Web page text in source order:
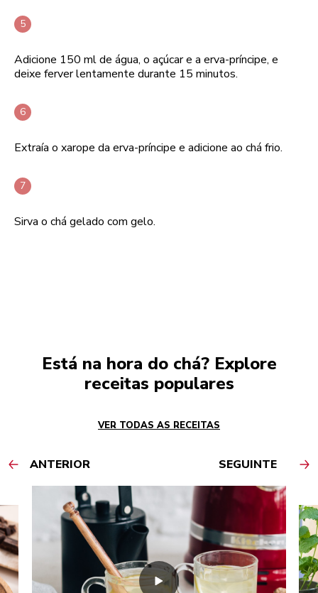
Adicione 150 ml de água, o açúcar e a erva-príncipe, e
deixe ferver lentamente durante 15 minutos.
Extraía o xarope da erva-príncipe e adicione ao chá frio.
Sirva o chá gelado com gelo.
Está na hora do chá? Explore
receitas populares
VER TODAS AS RECEITAS
ANTERIOR SEGUINTE